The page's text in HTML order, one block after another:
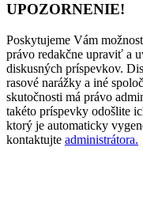
UPOZORNENIE!
Poskytujeme Vám
právo redakčne upraviť a
diskusných príspevkov.
rasové narážky a iné
skutočnosti má právo
takéto príspevky odošlite
ktorý je automaticky
kontaktujte administrátora.